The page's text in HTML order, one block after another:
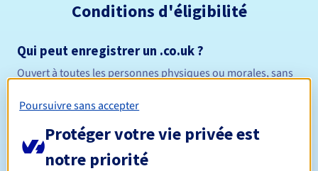
Conditions d'éligibilité
Qui peut enregistrer un .co.uk ?
Ouvert à toutes les personnes physiques ou morales, sans
Règles de gestion et notifications
Durée de réservation
Poursuivre sans accepter
Protéger votre vie privée est
notre priorité